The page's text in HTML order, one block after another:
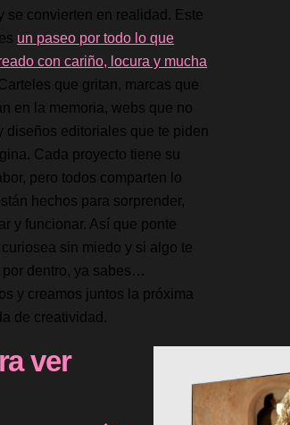
se convierten en realidad. Este
un paseo por todo lo que
con cariño, locura y mucha
que gritan, marcas que
en la memoria, webs que no
diseños editoriales que te piden
Cada proyecto tiene su
pero todos comparten lo
hechos para sorprender,
y funcionar. Así que ponte
sin miedo y si algo te
por dentro, ya sabes…
y creamos juntos la próxima
de creatividad.
ver